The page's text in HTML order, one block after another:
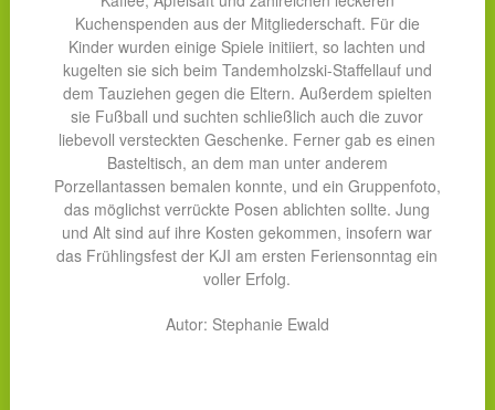
Kuchenspenden aus der Mitgliederschaft. Für die
Kinder wurden einige Spiele initiiert, so lachten und
kugelten sie sich beim Tandemholzski-Staffellauf und
dem Tauziehen gegen die Eltern. Außerdem spielten
sie Fußball und suchten schließlich auch die zuvor
liebevoll versteckten Geschenke. Ferner gab es einen
Basteltisch, an dem man unter anderem
Porzellantassen bemalen konnte, und ein Gruppenfoto,
das möglichst verrückte Posen ablichten sollte. Jung
und Alt sind auf ihre Kosten gekommen, insofern war
das Frühlingsfest der KJI am ersten Feriensonntag ein
voller Erfolg.
Autor: Stephanie Ewald